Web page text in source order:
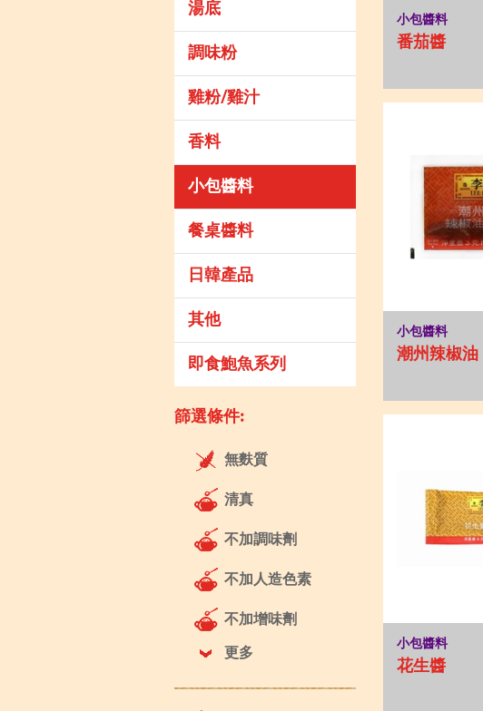
湯底
調味粉
雞粉/雞汁
香料
小包醬料
餐桌醬料
日韓產品
其他
即食鮑魚系列
篩選條件:
無麩質
清真
不加調味劑
不加人造色素
不加增味劑
更多
小包醬料
番茄醬
小包醬料
潮州辣椒油
小包醬料
花生醬